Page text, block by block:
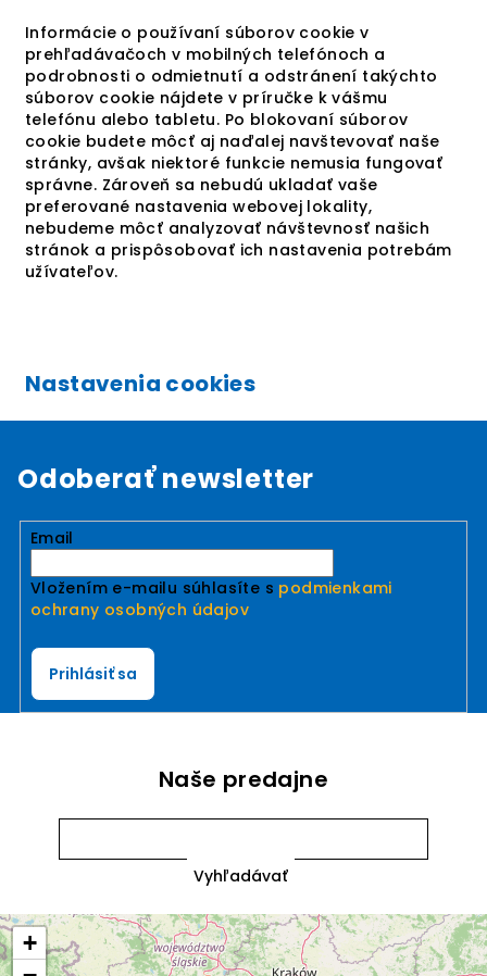
Informácie o používaní súborov cookie v
prehľadávačoch v mobilných telefónoch a
podrobnosti o odmietnutí a odstránení takýchto
súborov cookie nájdete v príručke k vášmu
telefónu alebo tabletu. Po blokovaní súborov
cookie budete môcť aj naďalej navštevovať naše
stránky, avšak niektoré funkcie nemusia fungovať
správne. Zároveň sa nebudú ukladať vaše
preferované nastavenia webovej lokality,
nebudeme môcť analyzovať návštevnosť našich
stránok a prispôsobovať ich nastavenia potrebám
užívateľov.
Nastavenia cookies
Odoberať newsletter
Email
Vložením e-mailu súhlasíte s podmienkami
ochrany osobných údajov
Prihlásiť sa
Naše predajne
+